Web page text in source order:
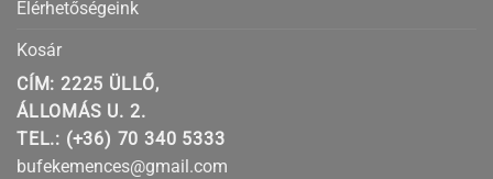
Elérhetőségeink
Kosár
CÍM: 2225 ÜLLŐ,
ÁLLOMÁS U. 2.
TEL.: (+36) 70 340 5333
bufekemences@gmail.com